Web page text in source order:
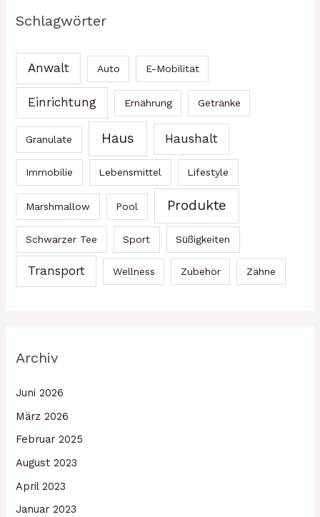
Schlagwörter
Anwalt Auto E-Mobilität
Einrichtung Ernährung Getränke
Granulate Haus Haushalt
Immobilie Lebensmittel Lifestyle
Marshmallow Pool Produkte
Schwarzer Tee Sport Süßigkeiten
Transport Wellness Zubehör Zähne
Archiv
Juni 2026
März 2026
Februar 2025
August 2023
April 2023
Januar 2023